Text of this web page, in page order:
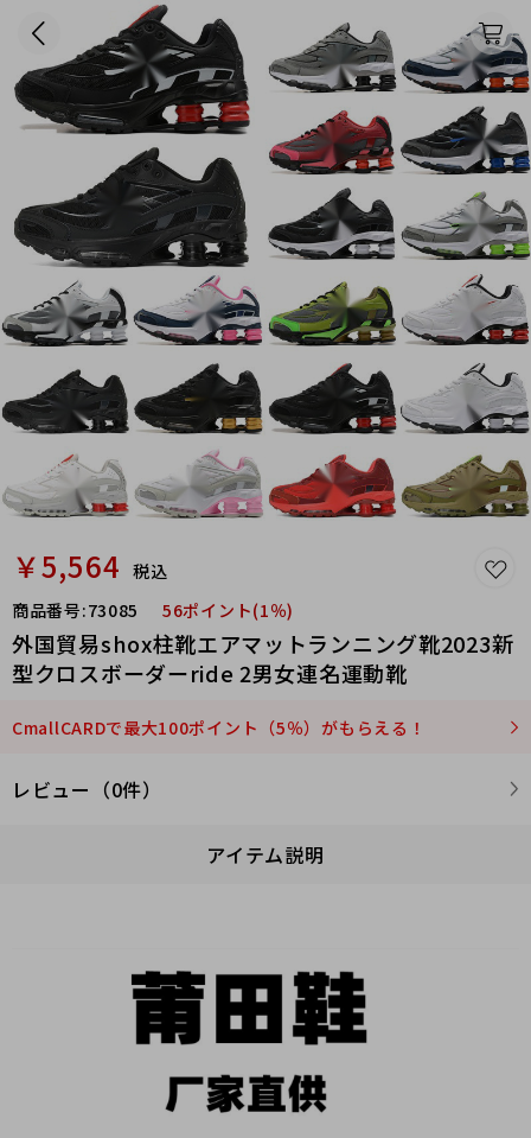
￥5,564 税込
商品番号:73085 56ポイント(1％)
外国貿易shox柱靴エアマットランニング靴2023新
型クロスボーダーride 2男女連名運動靴
CmallCARDで最大100ポイント（5％）がもらえる！
レビュー（0件）
アイテム説明